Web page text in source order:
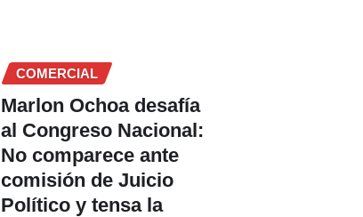
COMERCIAL
Marlon Ochoa desafía
al Congreso Nacional:
No comparece ante
comisión de Juicio
Político y tensa la